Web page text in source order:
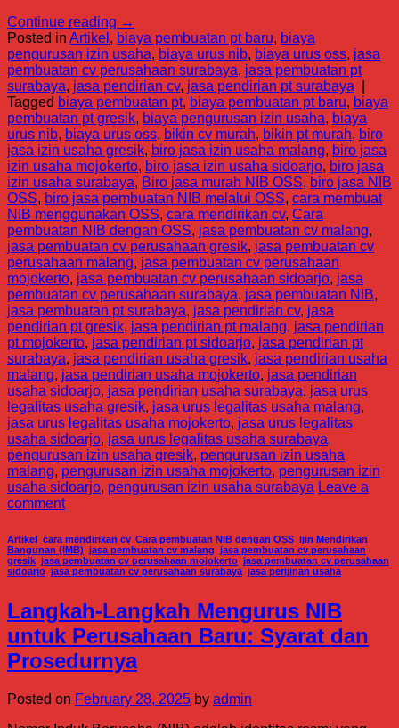
Continue reading →
Posted in Artikel , biaya pembuatan pt baru, biaya
pengurusan izin usaha, biaya urus nib, biaya urus oss, jasa
pembuatan cv perusahaan surabaya, jasa pembuatan pt
surabaya, jasa pendirian cv, jasa pendirian pt surabaya
Tagged biaya pembuatan pt, biaya pembuatan pt baru, biaya
pembuatan pt gresik, biaya pengurusan izin usaha, biaya
urus nib, biaya urus oss, bikin cv murah, bikin pt murah, biro
jasa izin usaha gresik, biro jasa izin usaha malang, biro jasa
izin usaha mojokerto, biro jasa izin usaha sidoarjo, biro jasa
izin usaha surabaya, Biro jasa murah NIB OSS, biro jasa NIB
OSS, biro jasa pembuatan NIB melalui OSS, cara membuat
NIB menggunakan OSS, cara mendirikan cv, Cara
pembuatan NIB dengan OSS, jasa pembuatan cv malang,
jasa pembuatan cv perusahaan gresik, jasa pembuatan cv
perusahaan malang, jasa pembuatan cv perusahaan
mojokerto, jasa pembuatan cv perusahaan sidoarjo, jasa
pembuatan cv perusahaan surabaya, jasa pembuatan NIB,
jasa pembuatan pt surabaya, jasa pendirian cv, jasa
pendirian pt gresik, jasa pendirian pt malang, jasa pendirian
pt mojokerto, jasa pendirian pt sidoarjo, jasa pendirian pt
surabaya, jasa pendirian usaha gresik, jasa pendirian usaha
malang, jasa pendirian usaha mojokerto, jasa pendirian
usaha sidoarjo, jasa pendirian usaha surabaya, jasa urus
legalitas usaha gresik, jasa urus legalitas usaha malang,
jasa urus legalitas usaha mojokerto, jasa urus legalitas
usaha sidoarjo, jasa urus legalitas usaha surabaya,
pengurusan izin usaha gresik, pengurusan izin usaha
malang, pengurusan izin usaha mojokerto, pengurusan izin
usaha sidoarjo, pengurusan izin usaha surabaya Leave a
comment
Artikel cara mendirikan cv, Cara pembuatan NIB dengan OSS Ijin Mendirikan
Bangunan (IMB) jasa pembuatan cv malang jasa pembuatan cv perusahaan
gresik jasa pembuatan cv perusahaan mojokerto jasa pembuatan cv perusahaan
sidoarjo jasa pembuatan cv perusahaan surabaya jasa perijinan usaha
Langkah-Langkah Mengurus NIB
untuk Perusahaan Baru: Syarat dan
Prosedurnya
Posted on February 28, 2025 by admin